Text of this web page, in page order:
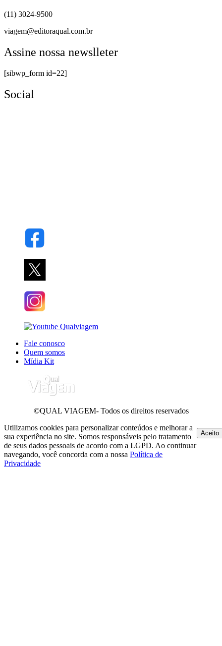
(11) 3024-9500
viagem@editoraqual.com.br
Assine nossa newslleter
[sibwp_form id=22]
Social
Fale conosco
Quem somos
Mídia Kit
©QUAL VIAGEM- Todos os direitos reservados
Utilizamos cookies para personalizar conteúdos e melhorar a
sua experiência no site. Somos responsáveis pelo tratamento
de seus dados pessoais de acordo com a LGPD. Ao continuar
navegando, você concorda com a nossa Política de
Privacidade
Aceito